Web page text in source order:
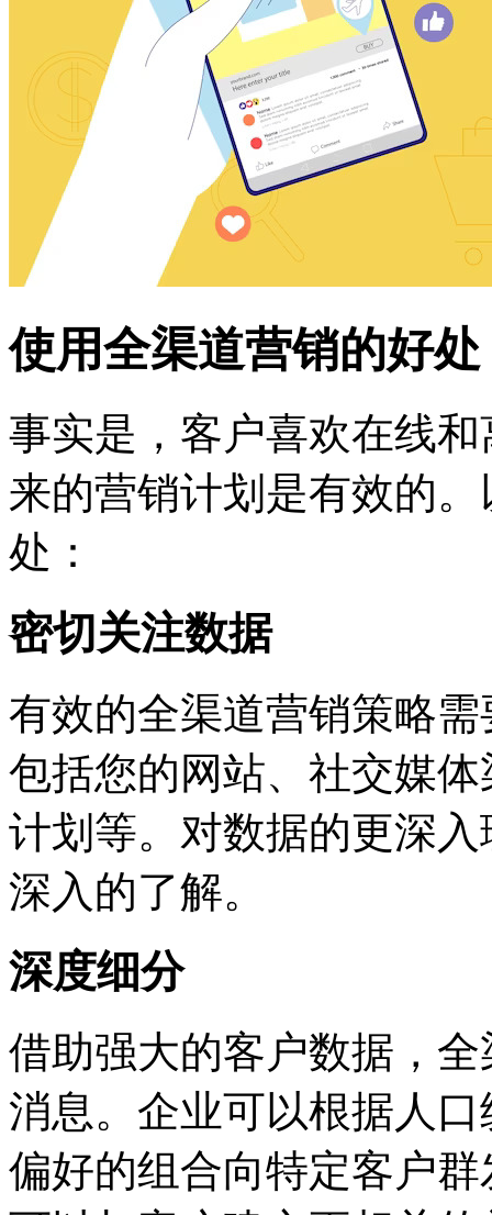
使用全渠道营销的好处
事实是，客户喜欢在线
来的营销计划是有效的
处：
密切关注数据
有效的全渠道营销策略
包括您的网站、社交媒
计划等。对数据的更深
深入的了解。
深度细分
借助强大的客户数据，
消息。企业可以根据人
偏好的组合向特定客户